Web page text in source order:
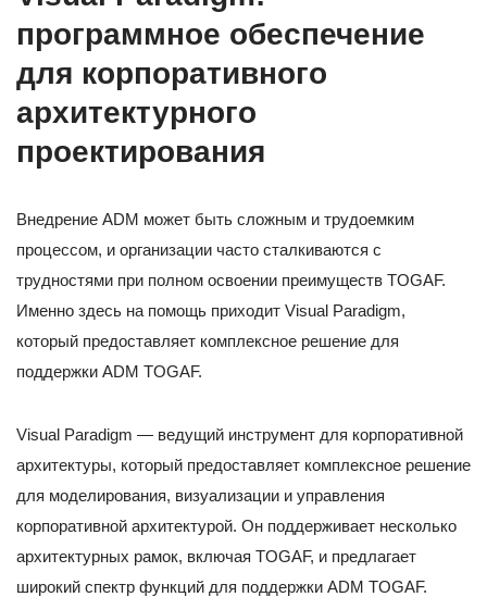
программное обеспечение
для корпоративного
архитектурного
проектирования
Внедрение ADM может быть сложным и трудоемким
процессом, и организации часто сталкиваются с
трудностями при полном освоении преимуществ TOGAF.
Именно здесь на помощь приходит Visual Paradigm,
который предоставляет комплексное решение для
поддержки ADM TOGAF.
Visual Paradigm — ведущий инструмент для корпоративной
архитектуры, который предоставляет комплексное решение
для моделирования, визуализации и управления
корпоративной архитектурой. Он поддерживает несколько
архитектурных рамок, включая TOGAF, и предлагает
широкий спектр функций для поддержки ADM TOGAF.